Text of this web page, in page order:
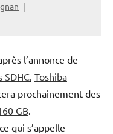
l’annonce de
SDHC Toshiba
prochainement des
GB
qui s’appelle